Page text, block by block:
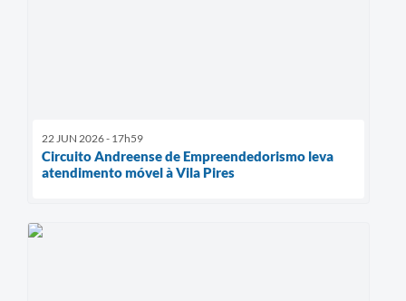
22 JUN 2026 - 17h59
Circuito Andreense de Empreendedorismo leva
atendimento móvel à Vila Pires